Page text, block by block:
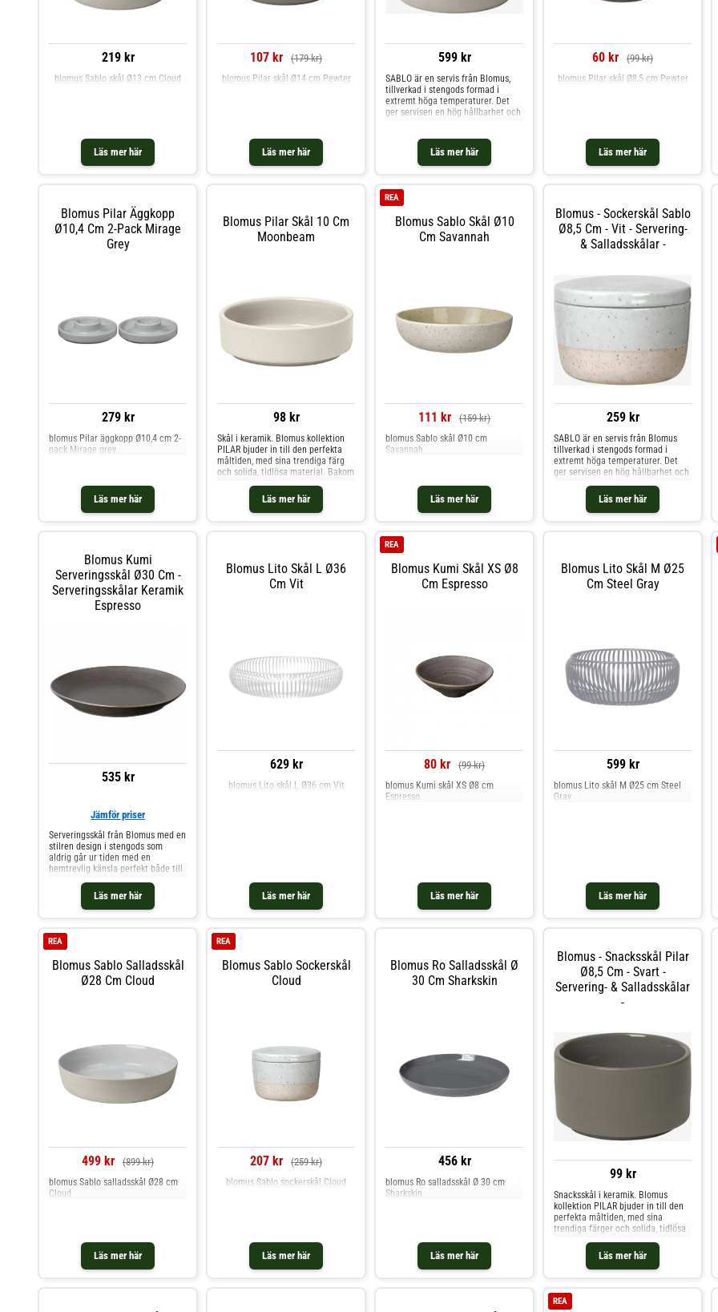
219 kr
Läs mer här
blomus Sablo skål Ø13 cm Cloud
107 kr (179 kr)
Läs mer här
blomus Pilar skål Ø14 cm Pewter
599 kr
Läs mer här
SABLO är en servis från Blomus,
tillverkad i stengods formad i
extremt höga temperaturer. Det
ger servisen en hög hållbarhet och
Servisen är delvis glaserad och
designen påminner om
60 kr (99 kr)
Läs mer här
blomus Pilar skål Ø8,5 cm Pewter
Blomus Pilar Äggkopp
Ø10,4 Cm 2-Pack Mirage
Grey
279 kr
Läs mer här
blomus Pilar äggkopp Ø10,4 cm 2-
pack Mirage grey
Blomus Pilar Skål 10 Cm
Moonbeam
98 kr
Läs mer här
Skål i keramik. Blomus kollektion
PILAR bjuder in till den perfekta
måltiden, med sina trendiga färg
och solida, tidlösa material. Bakom
Nina Thöming från Flöz
Design.PILAR servis består av alla
essentiella delar som en servis ska
Blomus Sablo Skål Ø10
Cm Savannah
REA
111 kr (159 kr)
Läs mer här
blomus Sablo skål Ø10 cm
Savannah
Blomus - Sockerskål Sablo
Ø8,5 Cm - Vit - Servering-
& Salladsskålar -
259 kr
Läs mer här
SABLO är en servis från Blomus
tillverkad i stengods formad i
extremt höga temperaturer. Det
ger servisen en hög hållbarhet och
mjuka former och rundade kanter.
Servisen är delvis glaserad och
designen påminner om v
Blomus Kumi
Serveringsskål Ø30 Cm -
Serveringsskålar Keramik
Espresso
535 kr
Läs mer här
Jämför priser
Serveringsskål från Blomus med en
stilren design i stengods som
aldrig går ur tiden med en
hemtrevlig känsla perfekt både till
Kombinera med andra delar i
serien och skapa din personliga
stil. Om serveringsskålen från
Stilren design.- Serveringsskålen
finns i olika färger.- Ø30 cm- Från
serien KUMI. Skötselråd för
serveringsskålen- Tål
mikrovågsugn.- Tål diskmaskin.
Blomus Lito Skål L Ø36
Cm Vit
629 kr
Läs mer här
blomus Lito skål L Ø36 cm Vit
Blomus Kumi Skål XS Ø8
Cm Espresso
REA
80 kr (99 kr)
Läs mer här
blomus Kumi skål XS Ø8 cm
Espresso
Blomus Lito Skål M Ø25
Cm Steel Gray
599 kr
Läs mer här
blomus Lito skål M Ø25 cm Steel
Gray
Blomus Sablo Salladsskål
Ø28 Cm Cloud
REA
499 kr (899 kr)
Läs mer här
blomus Sablo salladsskål Ø28 cm
Cloud
Blomus Sablo Sockerskål
Cloud
REA
207 kr (259 kr)
Läs mer här
blomus Sablo sockerskål Cloud
Blomus Ro Salladsskål Ø
30 Cm Sharkskin
456 kr
Läs mer här
blomus Ro salladsskål Ø 30 cm
Sharkskin
Blomus - Snacksskål Pilar
Ø8,5 Cm - Svart -
Servering- & Salladsskålar
-
99 kr
Läs mer här
Snacksskål i keramik. Blomus
kollektion PILAR bjuder in till den
perfekta måltiden, med sina
trendiga färger och solida, tidlösa
PILAR står designern Nina Thöming
från Flöz Design. PILAR servis
består av alla essentiella
REA